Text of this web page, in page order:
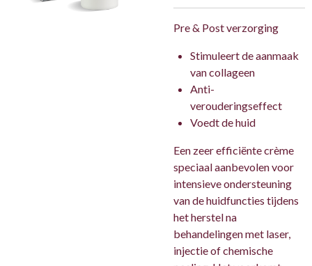
Pre & Post verzorging
Stimuleert de aanmaak
van collageen
Anti-
verouderingseffect
Voedt de huid
Een zeer efficiënte crème
speciaal aanbevolen voor
intensieve ondersteuning
van de huidfuncties tijdens
het herstel na
behandelingen met laser,
injectie of chemische